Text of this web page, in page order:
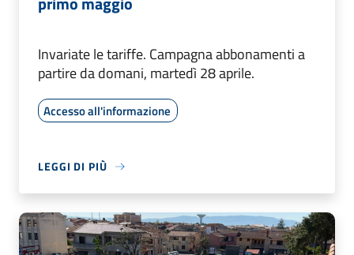
Invariate le tariffe. Campagna abbonamenti a
partire da domani, martedì 28 aprile.
Accesso all'informazione
LEGGI DI PIÙ